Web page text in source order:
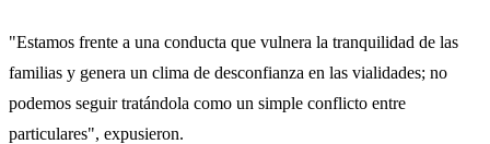
"Estamos frente a una conducta que vulnera la tranquilidad de las
familias y genera un clima de desconfianza en las vialidades; no
podemos seguir tratándola como un simple conflicto entre
particulares", expusieron.